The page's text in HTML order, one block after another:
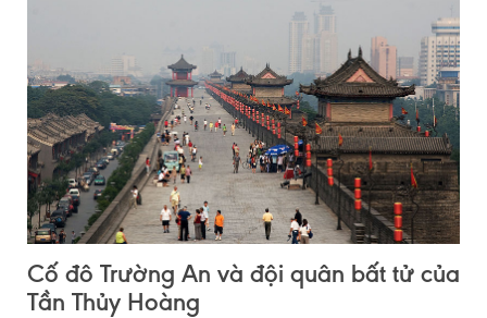
Cố đô Trường An và đội quân bất tử của
Tần Thủy Hoàng